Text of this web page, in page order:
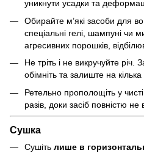
уникнути усадки та
Обирайте м’які засоби для
спеціальні гелі, шампуні чи
агресивних порошків,
Не тріть і не викручуйте річ.
обімніть та залиште на
Ретельно прополощіть у
разів, доки засіб повністю не
Сушка
Сушіть лише в